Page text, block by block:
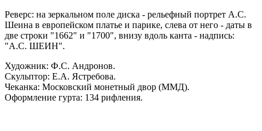
Реверс: на зеркальном поле диска - рельефный портрет А.С.
Шеина в европейском платье и парике, слева от него - даты в
две строки "1662" и "1700", внизу вдоль канта - надпись:
"А.С. ШЕИН".
Художник: Ф.С. Андронов.
Скульптор: Е.А. Ястребова.
Чеканка: Московский монетный двор (ММД).
Оформление гурта: 134 рифления.